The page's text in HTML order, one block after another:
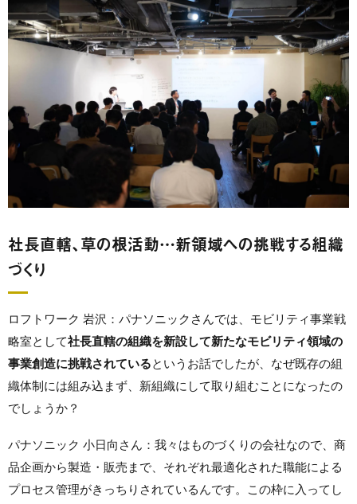
社長直轄、草の根活動…新領域への挑戦する組織
づくり
ロフトワーク 岩沢：パナソニックさんでは、モビリティ事業戦
略室として社長直轄の組織を新設して新たなモビリティ領域の
事業創造に挑戦されているというお話でしたが、なぜ既存の組
織体制には組み込まず、新組織にして取り組むことになったの
でしょうか？
パナソニック 小日向さん：我々はものづくりの会社なので、商
品企画から製造・販売まで、それぞれ最適化された職能による
プロセス管理がきっちりされているんです。この枠に入ってし